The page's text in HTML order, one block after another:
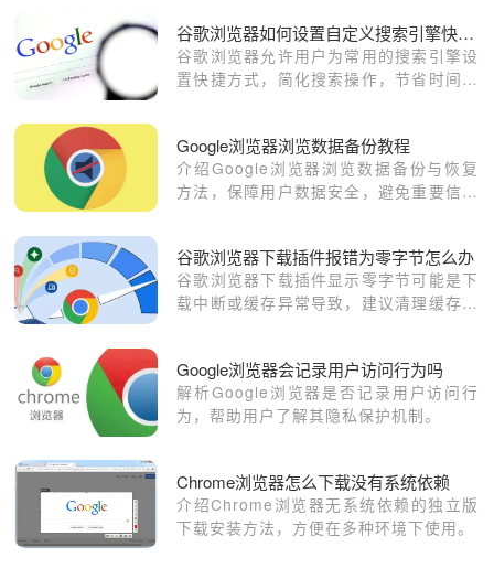
谷歌浏览器如何设置自定义搜索引擎快捷方式
谷歌浏览器允许用户为常用的搜索引擎设
置快捷方式，简化搜索操作，节省时间。
方式。
Google浏览器浏览数据备份教程
介绍Google浏览器浏览数据备份与恢复
方法，保障用户数据安全，避免重要信息
谷歌浏览器下载插件报错为零字节怎么办
谷歌浏览器下载插件显示零字节可能是下
载中断或缓存异常导致，建议清理缓存后
Google浏览器会记录用户访问行为吗
解析Google浏览器是否记录用户访问行
为，帮助用户了解其隐私保护机制。
Chrome浏览器怎么下载没有系统依赖
介绍Chrome浏览器无系统依赖的独立版
下载安装方法，方便在多种环境下使用。